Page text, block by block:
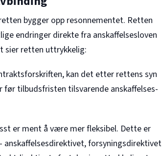
bygger opp resonnementet. Retten
endringer direkte fra anskaffelsesloven
sier retten uttrykkelig:
kan det etter rettens syn
tilbudsfristen tilsvarende anskaffelses-
er ment å være mer fleksibel. Dette er
forsyningsdirektivet